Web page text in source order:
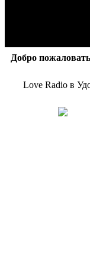
Добро
Love Radio в